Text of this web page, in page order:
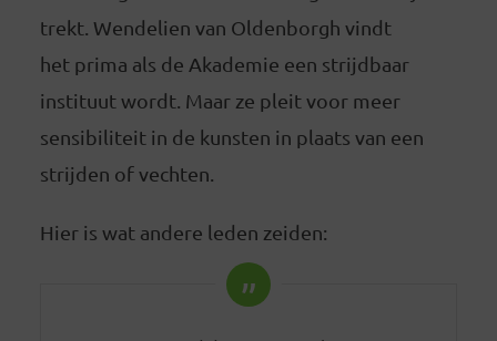
trekt. Wendelien van Oldenborgh vindt
het prima als de Akademie een strijdbaar
instituut wordt. Maar ze pleit voor meer
sensibiliteit in de kunsten in plaats van een
strijden of vechten.
Hier is wat andere leden zeiden: